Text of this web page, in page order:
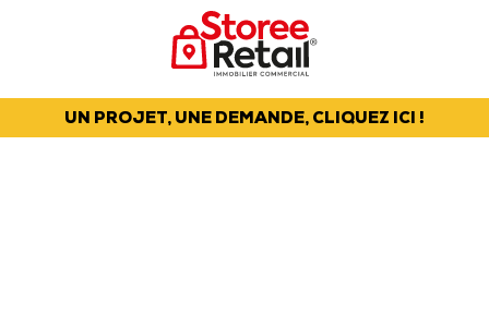
UN PROJET, UNE DEMANDE, CLIQUEZ ICI !